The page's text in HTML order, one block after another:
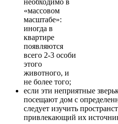
необходимо в
«массовом
масштабе»:
иногда в
квартире
появляются
всего 2-3 особи
этого
животного, и
не более того;
если эти неприятные
посещают дом с
следует изучить
привлекающий их